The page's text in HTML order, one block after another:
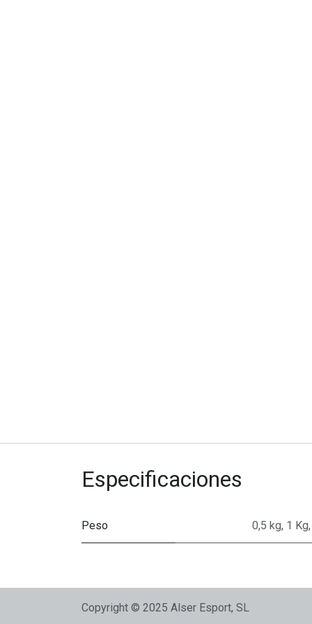
Especificaciones
Peso 0,5 kg, 1 Kg,
Copyright © 2025 Alser Esport, SL